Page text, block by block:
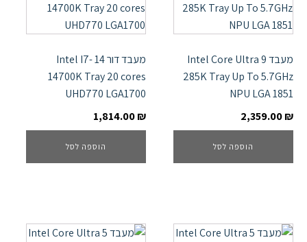
מעבד Intel Core Ultra 9
285K Tray Up To 5.7GHz
NPU LGA 1851
2,359.00₪
הוספה לסל
מעבד דור 14 Intel I7-
14700K Tray 20 cores
UHD770 LGA1700
1,814.00₪
הוספה לסל